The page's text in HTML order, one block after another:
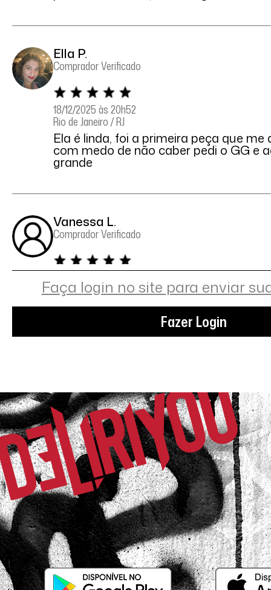
Ella P.
Comprador Verificado
18/12/2025 às 20h52
Rio de Janeiro / RJ
Ela é linda, foi a primeira peça que me
com medo de não caber pedi o GG e
grande
Vanessa L.
Comprador Verificado
16/12/2025 às 07h19
Curitiba / PR
Maravilhosa. Fica linda no corpo, já
O tecido é mais brilhante.
Marta P.
Comprador Verificado
16/12/2025 às 07h10
João Pessoa / PB
Belíssima!
Raquel R.
Comprador Verificado
Faça login no site para enviar
Fazer Login